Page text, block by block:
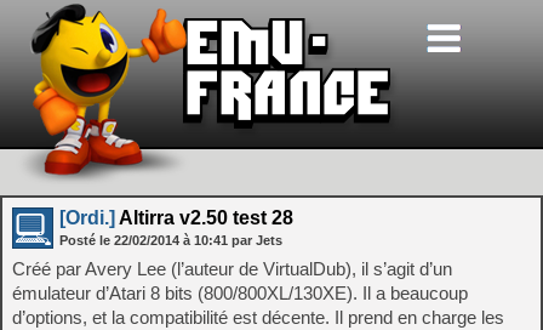
[Ordi.] Altirra v2.50 test 28
Posté le 22/02/2014 à 10:41 par Jets
Créé par Avery Lee (l’auteur de VirtualDub), il s’agit d’un
émulateur d’Atari 8 bits (800/800XL/130XE). Il a beaucoup
d’options, et la compatibilité est décente. Il prend en charge les